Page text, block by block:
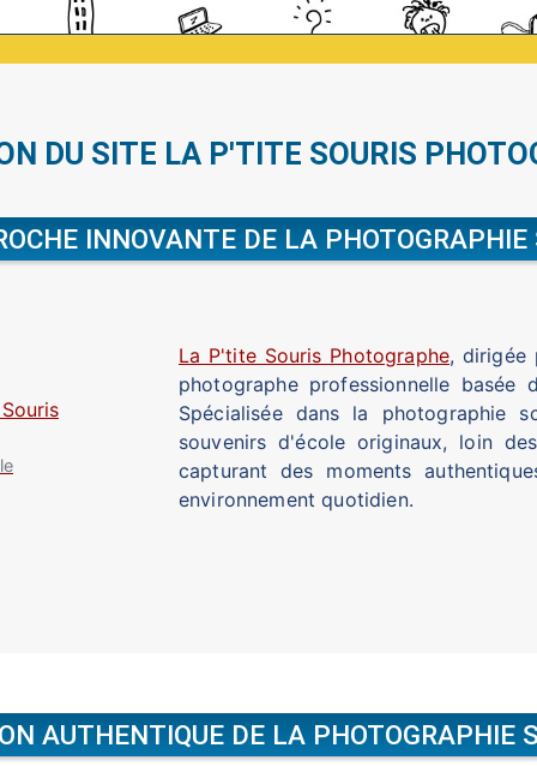
DU SITE LA P'TITE SOURIS
INNOVANTE DE LA PHOTOGRAPHIE
La P'tite Souris Photographe, dirigée
photographe professionnelle basée
Spécialisée dans la photographie
souvenirs d'école originaux, loin
capturant des moments
environnement quotidien.
AUTHENTIQUE DE LA PHOTOGRAPHIE